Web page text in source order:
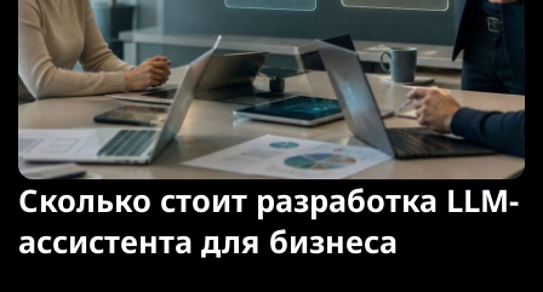
Сколько стоит разработка LLM-
ассистента для бизнеса